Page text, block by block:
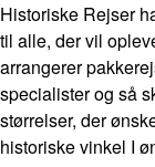
Historiske Rejser
til alle, der vil
arrangerer
specialister og så
størrelser, der
historiske vinkel I